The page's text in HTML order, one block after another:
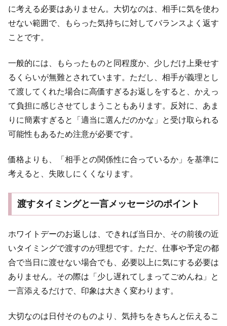
に考える必要はありません。大切なのは、相手に気を使わ
せない範囲で、もらった気持ちに対してバランスよく返す
ことです。
一般的には、もらったものと同程度か、少しだけ上乗せす
るくらいが無難とされています。ただし、相手が義理とし
て渡してくれた場合に高価すぎるお返しをすると、かえっ
て負担に感じさせてしまうこともあります。反対に、あま
りに簡素すぎると「適当に選んだのかな」と受け取られる
可能性もあるため注意が必要です。
価格よりも、「相手との関係性に合っているか」を基準に
考えると、失敗しにくくなります。
渡すタイミングと一言メッセージのポイント
ホワイトデーのお返しは、できれば当日か、その前後の近
いタイミングで渡すのが理想です。ただ、仕事や予定の都
合で当日に渡せない場合でも、必要以上に気にする必要は
ありません。その際は「少し遅れてしまってごめんね」と
一言添えるだけで、印象は大きく変わります。
大切なのは日付そのものより、気持ちをきちんと伝えるこ